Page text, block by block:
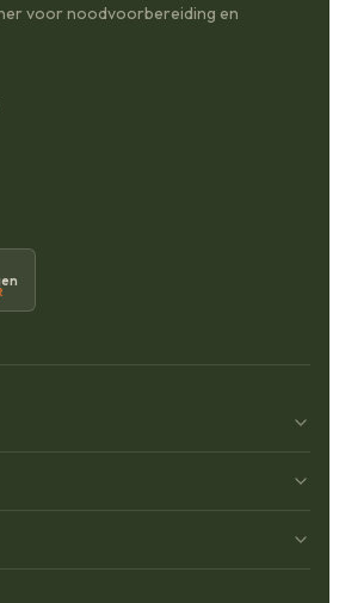
voor noodvoorbereiding en